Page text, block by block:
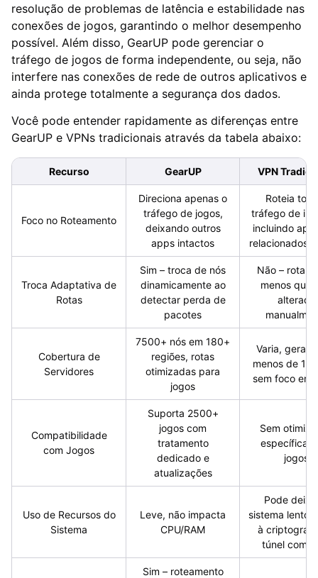
resolução de problemas de latência e estabilidade nas
conexões de jogos, garantindo o melhor desempenho
possível. Além disso, GearUP pode gerenciar o
tráfego de jogos de forma independente, ou seja, não
interfere nas conexões de rede de outros aplicativos e
ainda protege totalmente a segurança dos dados.
Você pode entender rapidamente as diferenças entre
GearUP e VPNs tradicionais através da tabela abaixo:
Recurso GearUP VPN
Foco no Roteamento
Direciona apenas o
tráfego de jogos,
deixando outros
apps intactos
Roteia
tráfego de
incluindo
relacionados
Troca Adaptativa de
Rotas
Sim – troca de nós
dinamicamente ao
detectar perda de
pacotes
Não – rota
menos que
alterada
Cobertura de
Servidores
7500+ nós em 180+
regiões, rotas
otimizadas para
jogos
Varia,
menos de
sem foco em
Compatibilidade
com Jogos
Suporta 2500+
jogos com
tratamento
dedicado e
atualizações
Sem
específica
jogos
Uso de Recursos do
Sistema
Leve, não impacta
CPU/RAM
Pode
sistema lento
à
túnel
Sim – roteamento